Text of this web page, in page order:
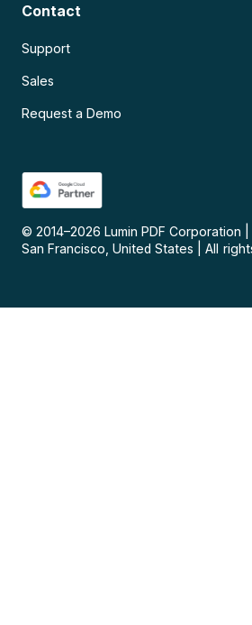
Contact
Support
Sales
Request a Demo
© 2014–2026 Lumin PDF Corporation
San Francisco, United States
All